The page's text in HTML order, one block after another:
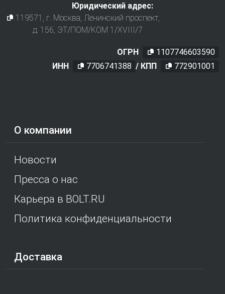
О компании
Новости
Пресса о нас
Карьера в BOLT.RU
Политика конфиденциальности
Доставка
Юридический адрес:
119571
, г. Москва Ленинский проспект,
д. 156, ЭТ/ПОМ/КОМ 1/XVIII/7
ОГРН
1107746603590
ИНН
7706741388 / КПП 772901001